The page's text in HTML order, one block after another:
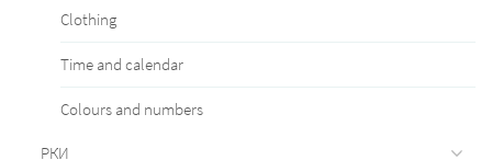
Clothing
Time and calendar
Сolours and numbers
РКИ